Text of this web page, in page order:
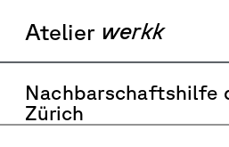
Nachbarschaftshilfe
Zürich
Ateli er
werkk